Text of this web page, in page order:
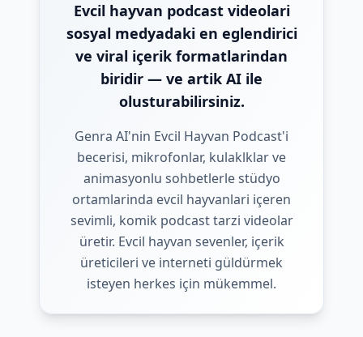
Evcil hayvan podcast videolari
sosyal medyadaki en eglendirici
ve viral içerik formatlarindan
biridir — ve artik AI ile
olusturabilirsiniz.
Genra AI'nin Evcil Hayvan Podcast'i
becerisi, mikrofonlar, kulaklklar ve
animasyonlu sohbetlerle stüdyo
ortamlarinda evcil hayvanlari içeren
sevimli, komik podcast tarzi videolar
üretir. Evcil hayvan sevenler, içerik
üreticileri ve interneti güldürmek
isteyen herkes için mükemmel.